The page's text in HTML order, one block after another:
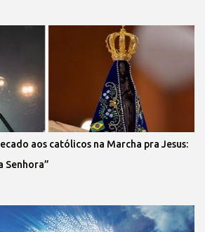
aos católicos na Marcha pra Jesus:
Senhora”